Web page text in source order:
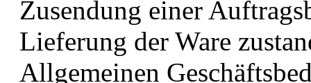
Zusendung einer
Lieferung der Ware
Allgemeinen